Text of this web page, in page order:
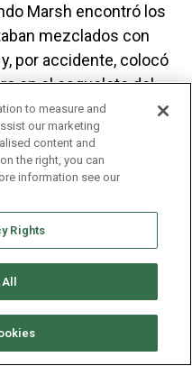
Marsh encontró los
mezclados con
por accidente, colocó
en el esqueleto del
to measure and
our marketing
content and
the right, you can
information see our
Rights